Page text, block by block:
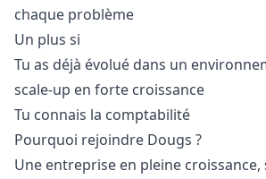
chaque problème
Un plus si
Tu as déjà évolué dans un
scale-up en forte croissance
Tu connais la comptabilité
Pourquoi rejoindre Dougs ?
Une entreprise en pleine croissance,